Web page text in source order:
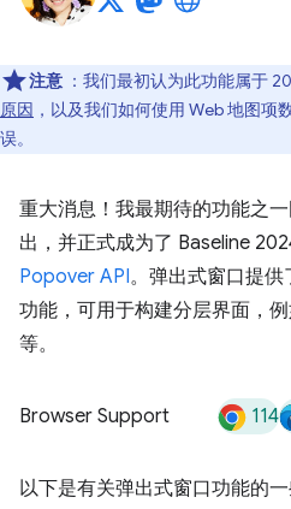
注意 ：我们最初认为此功能属于
原因 ，以及我们如何使用 Web 地图
误。
重大消息！我最期待的功能之
出，并正式成为了 Baseline
Popover API。弹出式窗口提
功能，可用于构建分层界面，
等。
Browser Support 114
以下是有关弹出式窗口功能的一